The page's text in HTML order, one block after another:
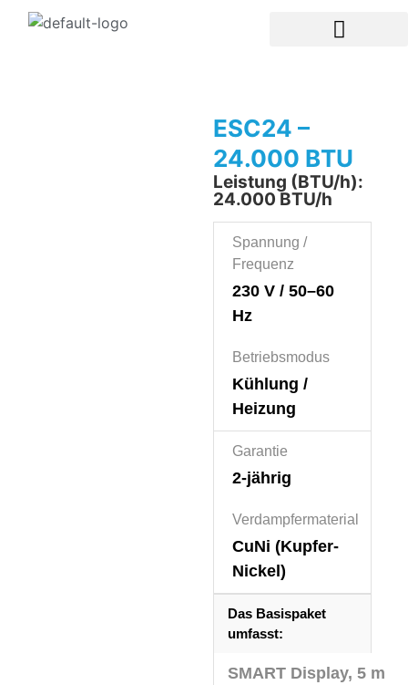
ESC24 –
24.000 BTU
Leistung (BTU/h):
24.000 BTU/h
Spannung /
Frequenz
230 V / 50–60
Hz
Betriebsmodus
Kühlung /
Heizung
Garantie
2-jährig
Verdampfermaterial
CuNi (Kupfer-
Nickel)
Das Basispaket
umfasst:
SMART Display, 5 m